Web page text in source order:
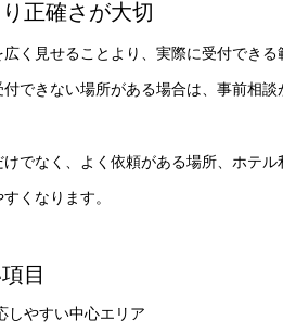
正確さが大切
く見せることより、実際に受付でき
できない場所がある場合は、事前相談
でなく、よく依頼がある場所、ホテ
くなります。
目
しやすい中心エリア